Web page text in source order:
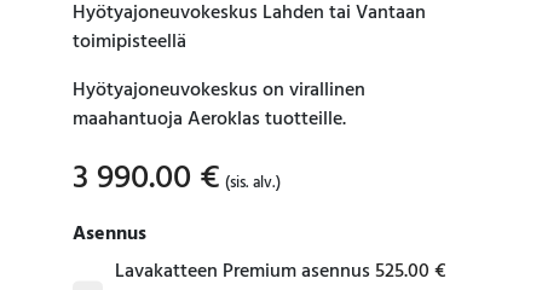
Hyötyajoneuvokeskus Lahden tai Vantaan
toimipisteellä
Hyötyajoneuvokeskus on virallinen
maahantuoja Aeroklas tuotteille.
3 990.00 € (sis. alv.)
Asennus
Lavakatteen Premium asennus525.00€